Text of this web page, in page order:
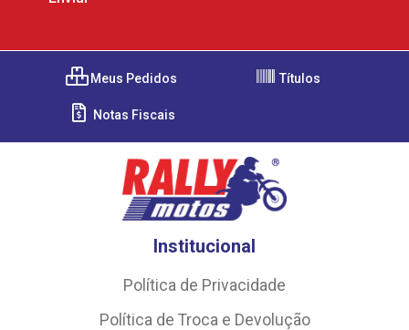
Meus Pedidos Títulos
Notas Fiscais
Institucional
Política de Privacidade
Política de Troca e Devolução